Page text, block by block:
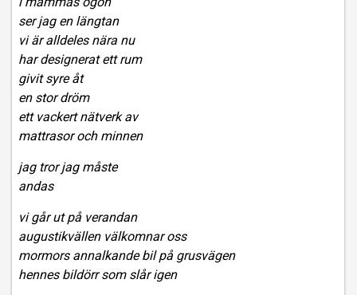
ser jag en längtan
vi är alldeles nära nu
har designerat ett rum
givit syre åt
en stor dröm
ett vackert nätverk av
mattrasor och minnen
jag tror jag måste
andas
vi går ut på verandan
augustikvällen välkomnar oss
mormors annalkande bil på grusvägen
hennes bildörr som slår igen